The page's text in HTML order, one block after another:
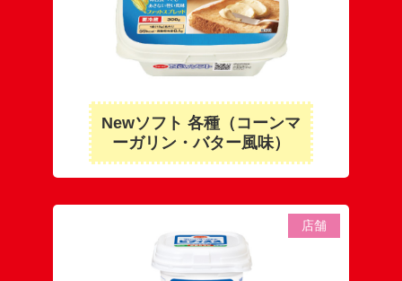
Newソフト 各種（コーンマ
ーガリン・バター風味）
店舗